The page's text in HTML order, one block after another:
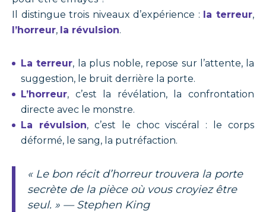
Il distingue trois niveaux d’expérience : la terreur,
l’horreur, la révulsion.
La terreur, la plus noble, repose sur l’attente, la
suggestion, le bruit derrière la porte.
L’horreur, c’est la révélation, la confrontation
directe avec le monstre.
La révulsion, c’est le choc viscéral : le corps
déformé, le sang, la putréfaction.
« Le bon récit d’horreur trouvera la porte
secrète de la pièce où vous croyiez être
seul. » —Stephen King